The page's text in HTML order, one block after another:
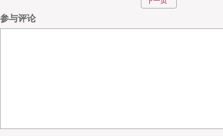
柚香谷（常山）年产100万吨宋柚系列饮品建设项目（
位于浙江省衢州市常山县经济开发区金川街道新都
内，规划用地面积约23607.35㎡，将建设综合行政楼
参与评论